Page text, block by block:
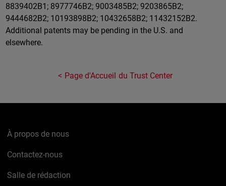
8839402B1; 8977746B2; 9003485B2; 9203865B2;
9444682B2; 10193898B2; 10432658B2; 11432152B2.
Additional patents may be pending in the U.S. and
elsewhere.
Page d'Accueil du Trust Center
À propos de nous
Contactez-nous
Salle de rédaction